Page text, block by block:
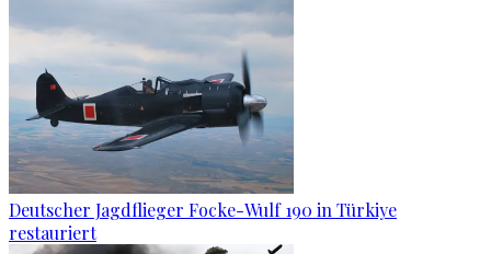
Deutscher Jagdflieger Focke-Wulf 190 in Türkiye
restauriert